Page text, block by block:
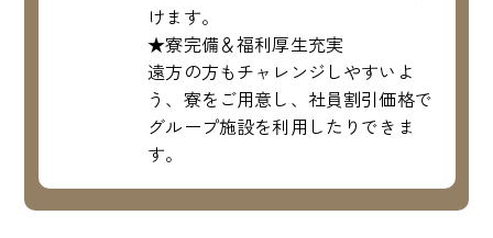
けます。
★寮完備＆福利厚生充実
遠方の方もチャレンジしやすいよ
う、寮をご用意し、社員割引価格で
グループ施設を利用したりできま
す。